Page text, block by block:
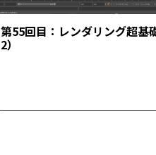
第55回目：レンダリング超基
2）